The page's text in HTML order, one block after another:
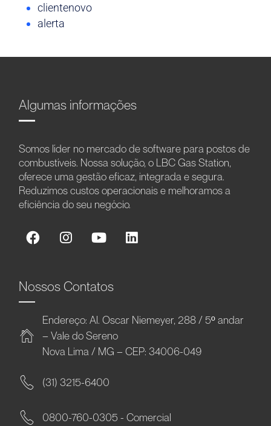
clientenovo
alerta
Algumas informações
Somos líder no mercado de software para postos de
combustíveis. Nossa solução, o LBC Gas Station,
oferece uma gestão eficaz, integrada e segura.
Reduzimos custos operacionais e melhoramos a
eficiência do seu negócio.
Nossos Contatos
Endereço: Al. Oscar Niemeyer, 288 / 5º andar
– Vale do Sereno
Nova Lima / MG – CEP: 34006-049
(31) 3215-6400
0800-760-0305 - Comercial